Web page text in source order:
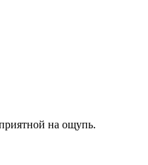
на ощупь.